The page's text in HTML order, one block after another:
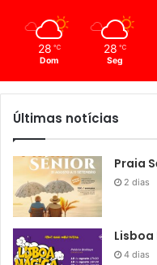
28 ℃
Dom
28 ℃
Seg
Últimas notícias
Praia
2 dias
4 dias